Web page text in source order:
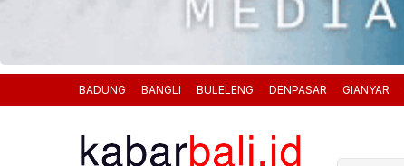
BADUNG BANGLI BULELENG DENPASAR GIANYAR